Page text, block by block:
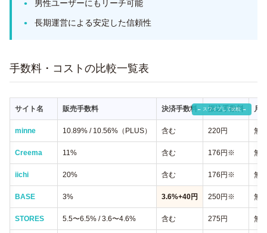
男性ユーザーにもリーチ可能
長期運営による安定した信頼性
手数料・コストの比較一覧表
サイト名 販売手数料 決済手数料 振込手数料 月
minne 10.89% / 10.56%（PLUS） 含む 220円 無
Creema 11% 含む 176円※ 無
iichi 20% 含む 176円※ 無
BASE 3% 3.6%+40円 250円※ 無
STORES 5.5〜6.5% / 3.6〜4.6% 含む 275円 無